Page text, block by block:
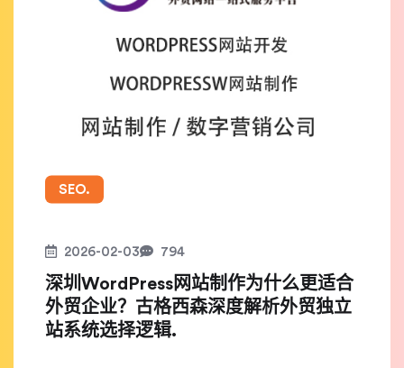
SEO.
2026-02-03 794
深圳WordPress网站制作为什么更适合
外贸企业？古格西森深度解析外贸独立
站系统选择逻辑.